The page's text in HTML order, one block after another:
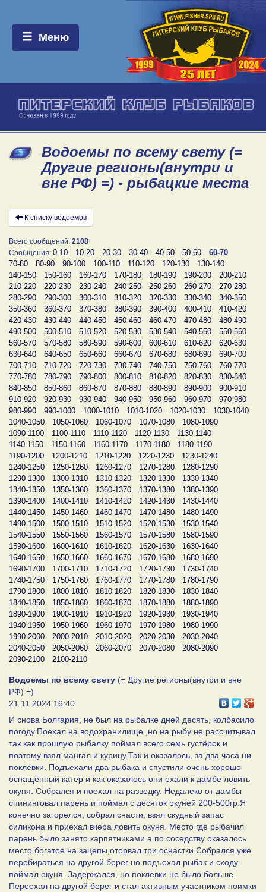
Меню:
Меню
Водоемы по всему свету (=
Другие регионы(внутри и
вне РФ) =) - рыбацкие места
К списку водоемов
Всего сообщений: 2108
Сообщения: 0-10 10-20 20-30 30-40 40-50 50-60
60-70
70-80
80-90 90-100 100-110 110-120 120-130
130-140
140-150
150-160 160-170 170-180 180-190 190-200
200-210
210-220
220-230 230-240 240-250 250-260 260-270
270-280
280-290
290-300 300-310 310-320 320-330 330-340
340-350
350-360
360-370 370-380 380-390 390-400 400-410
410-420
420-430
430-440 440-450 450-460 460-470 470-480
480-490
490-500
500-510 510-520 520-530 530-540 540-550
550-560
560-570
570-580 580-590 590-600 600-610 610-620
620-630
630-640
640-650 650-660 660-670 670-680 680-690
690-700
700-710
710-720 720-730 730-740 740-750 750-760
760-770
770-780
780-790 790-800 800-810 810-820 820-830
830-840
840-850
850-860 860-870 870-880 880-890 890-900
900-910
910-920
920-930 930-940 940-950 950-960 960-970
970-980
980-990
990-1000 1000-1010 1010-1020 1020-1030
1030-1040
1040-1050
1050-1060 1060-1070 1070-1080
1080-1090
1090-1100
1100-1110 1110-1120 1120-1130
1130-1140
1140-1150
1150-1160 1160-1170 1170-1180
1180-1190
1190-1200
1200-1210 1210-1220 1220-1230
1230-1240
1240-1250
1250-1260 1260-1270 1270-1280
1280-1290
1290-1300
1300-1310 1310-1320 1320-1330
1330-1340
1340-1350
1350-1360 1360-1370 1370-1380
1380-1390
1390-1400
1400-1410 1410-1420 1420-1430
1430-1440
1440-1450
1450-1460 1460-1470 1470-1480
1480-1490
1490-1500
1500-1510 1510-1520 1520-1530
1530-1540
1540-1550
1550-1560 1560-1570 1570-1580
1580-1590
1590-1600
1600-1610 1610-1620 1620-1630
1630-1640
1640-1650
1650-1660 1660-1670 1670-1680
1680-1690
1690-1700
1700-1710 1710-1720 1720-1730
1730-1740
1740-1750
1750-1760 1760-1770 1770-1780
1780-1790
1790-1800
1800-1810 1810-1820 1820-1830
1830-1840
1840-1850
1850-1860 1860-1870 1870-1880
1880-1890
1890-1900
1900-1910 1910-1920 1920-1930
1930-1940
1940-1950
1950-1960 1960-1970 1970-1980
1980-1990
1990-2000
2000-2010 2010-2020 2020-2030
2030-2040
2040-2050
2050-2060 2060-2070 2070-2080
2080-2090
2090-2100
2100-2110
Водоемы по всему свету (= Другие регионы(внутри и вне
РФ) =)
21.11.2024 16:40
И снова Болгария, не был на рыбалке дней десять, колбасило
погоду.Поехал на водохранилище ,но на рыбу не рассчитывал
так как прошлую рыбалку поймал всего семь густёрок и
поэтому взял мангал и курицу.Так и оказалось, за два часа ни
поклёвки. Подъехали два рыбака и спустили очень хорошо
оснащённый катер и как оказалось они ехали к дамбе ловить
окуня. Собрался и поехал на разведку. Недалеко от дамбы
спининговал парень и поймал с десяток окуней 200-500гр.Я
конечно загорелся, собрал снасти, взял скудный запас
силикона и приехал вчера ловить окуня. Место где рыбачил
парень было занято карпятниками а по соседству оказалось
место богатое на зацепы,оторвал три оснастки.Собрался уже
перебираться на другой берег но подъехал рыбак и сходу
поймал окуня. Задержался, но поклёвки не было больше.
Переехал на другой берег и стал активным участником поимки